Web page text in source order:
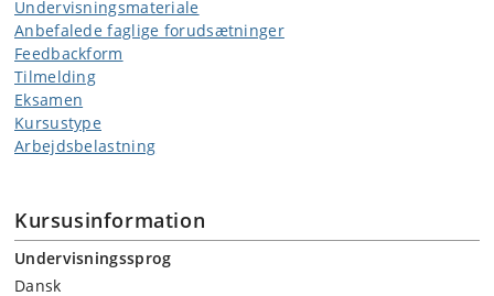
Undervisningsmateriale
Anbefalede faglige forudsætninger
Feedbackform
Tilmelding
Eksamen
Kursustype
Arbejdsbelastning
Kursusinformation
Undervisningssprog
Dansk